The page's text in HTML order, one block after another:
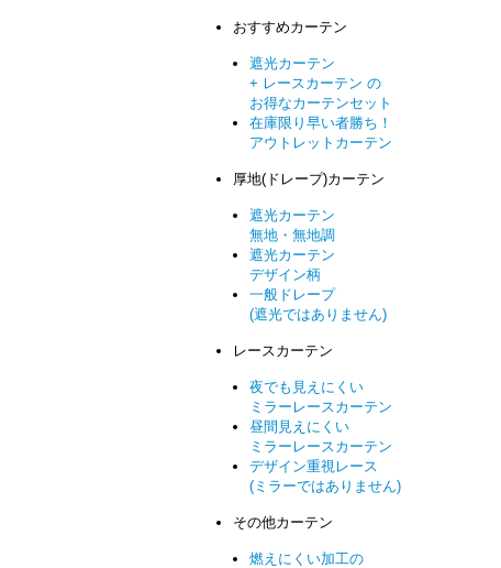
おすすめカーテン
遮光カーテン
+ レースカーテン の
お得なカーテンセット
在庫限り早い者勝ち！
アウトレットカーテン
厚地(ドレープ)カーテン
遮光カーテン
無地・無地調
遮光カーテン
デザイン柄
一般ドレープ
(遮光ではありません)
レースカーテン
夜でも見えにくい
ミラーレースカーテン
昼間見えにくい
ミラーレースカーテン
デザイン重視レース
(ミラーではありません)
その他カーテン
燃えにくい加工の